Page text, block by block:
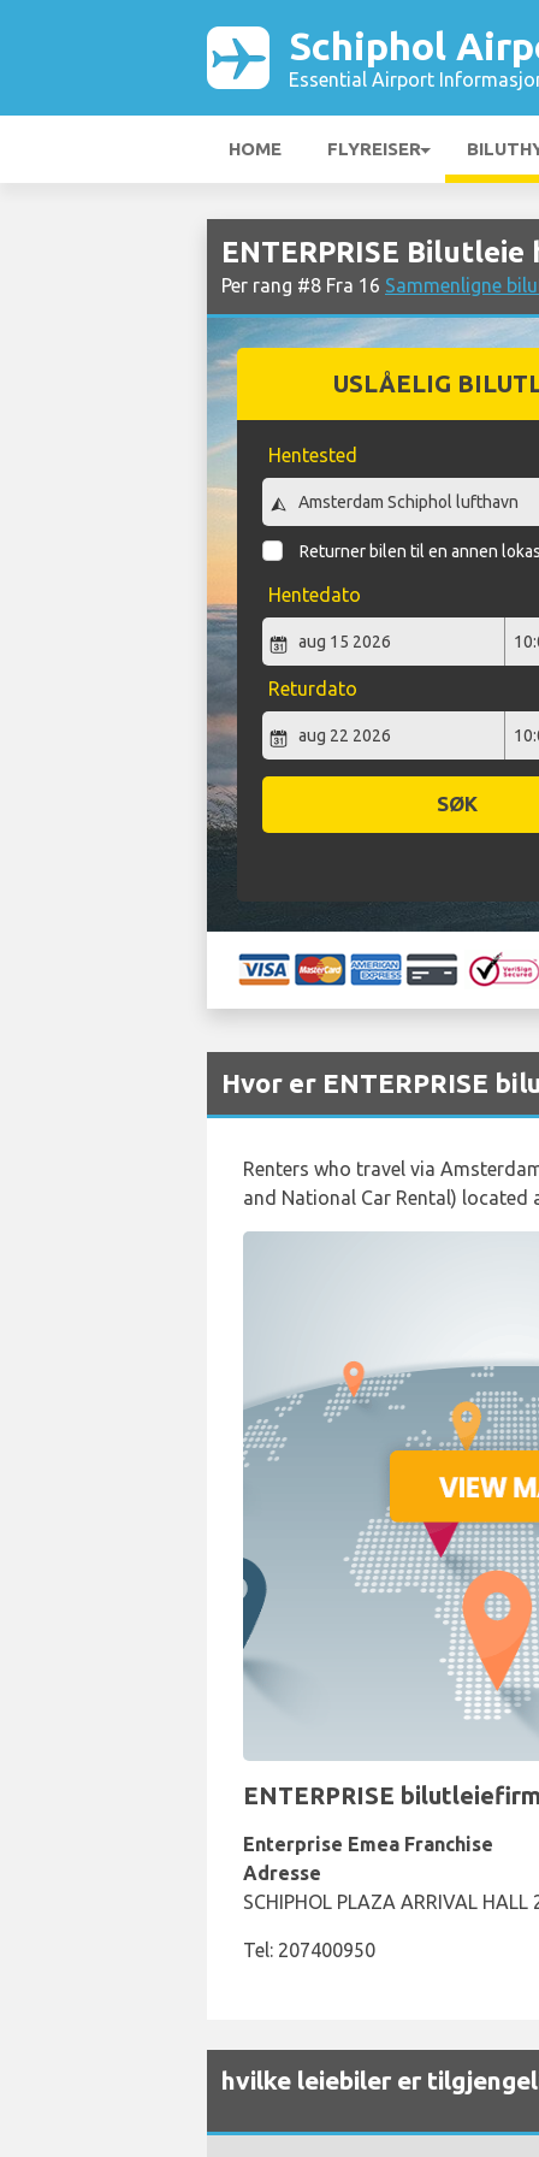
Schiphol
Essential Airport
HOME FLYREISER
ENTERPRISE
Per rang #8 Fra 16 Sammenligne
USLÅELIG
Hentested
Returner bilen til en annen
Hentedato
Returdato
SØK
Hvor er ENTERPRISE
Renters who travel via
and National Car Rental) located
ENTERPRISE
Enterprise Emea Franchise
Adresse
SCHIPHOL PLAZA ARRIVAL
Tel: 207400950
hvilke leiebiler er